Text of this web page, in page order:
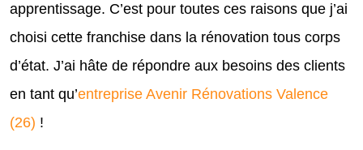
apprentissage. C’est pour toutes ces raisons que j’ai
choisi cette franchise dans la rénovation tous corps
d’état. J’ai hâte de répondre aux besoins des clients
en tant qu’entreprise Avenir Rénovations Valence
(26) !